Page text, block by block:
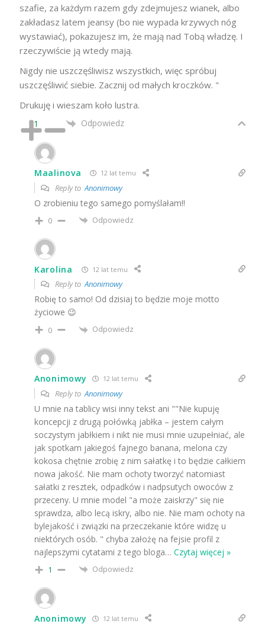
szafie, za każdym razem gdy zdejmujesz wianek, albo
zakładasz latem jeansy (bo nie wypada krzywych nóg
wystawiać), pokazujesz im, że mają nad Tobą władzę. I
rzeczywiście ją wtedy mają.
Nigdy nie uszczęśliwisz wszystkich, więc spróbuj
uszczęśliwić siebie. Zacznij od małych kroczków. "
Drukuję i wieszam koło lustra.
1 Odpowiedz
Maalinova 12 lat temu
Reply toAnonimowy
O zrobieniu tego samego pomyślałam!!
0 Odpowiedz
Karolina 12 lat temu
Reply toAnonimowy
Robię to samo! Od dzisiaj to będzie moje motto
życiowe 😉
0 Odpowiedz
Anonimowy 12 lat temu
Reply toAnonimowy
U mnie na tablicy wisi inny tekst ani ""Nie kupuję
koncepcji z drugą połówką jabłka – jestem całym
soczystym jabłkiem i nikt nie musi mnie uzupełniać, ale
jak spotkam jakiegoś fajnego banana, melona czy
kokosa chętnie zrobię z nim sałatkę i to będzie całkiem
nowa jakość. Nie mam ochoty tworzyć natomiast
sałatki z resztek, odpadków i nadpsutych owoców z
przeceny. U mnie model "a może zaiskrzy" się nie
sprawdza, albo lecą iskry, albo nie. Nie mam ochoty na
bylejakość i związki na przeczekanie które widzę u
niektórych osób. " chyba założę na fejsie profil z
najlepszymi cytatami z tego bloga… Czytaj więcej »
1 Odpowiedz
Anonimowy 12 lat temu